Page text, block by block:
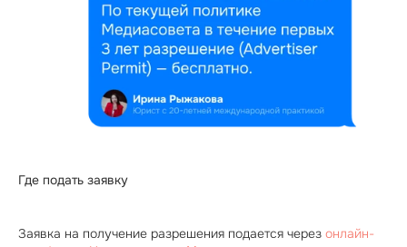
Где подать заявку
Заявка на получение разрешения подается через онлайн-